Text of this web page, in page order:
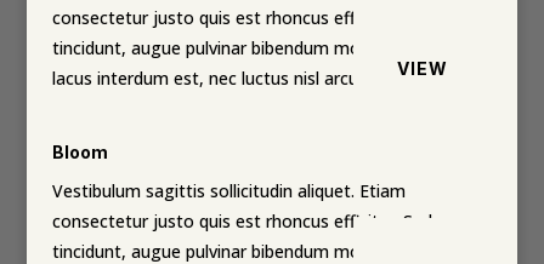
consectetur justo quis est rhoncus efficitur. Sed
tincidunt, augue pulvinar bibendum molestie, lacus
lacus interdum est, nec luctus nisl arcu ut elit.VIEW
Bloom
Vestibulum sagittis sollicitudin aliquet. Etiam
consectetur justo quis est rhoncus efficitur. Sed
tincidunt, augue pulvinar bibendum molestie, lacus